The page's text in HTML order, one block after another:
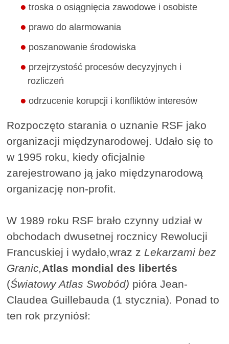
troska o osiągnięcia zawodowe i osobiste
prawo do alarmowania
poszanowanie środowiska
przejrzystość procesów decyzyjnych i
rozliczeń
odrzucenie korupcji i konfliktów interesów
Rozpoczęto starania o uznanie RSF jako
organizacji międzynarodowej. Udało się to
w 1995 roku, kiedy oficjalnie
zarejestrowano ją jako międzynarodową
organizację non-profit.
W 1989 roku RSF brało czynny udział w
obchodach dwusetnej rocznicy Rewolucji
Francuskiej i wydało,wraz z Lekarzami bez
Granic,Atlas mondial des libertés
(Światowy Atlas Swobód) pióra Jean-
Claudea Guillebauda (1 stycznia). Ponad to
ten rok przyniósł: